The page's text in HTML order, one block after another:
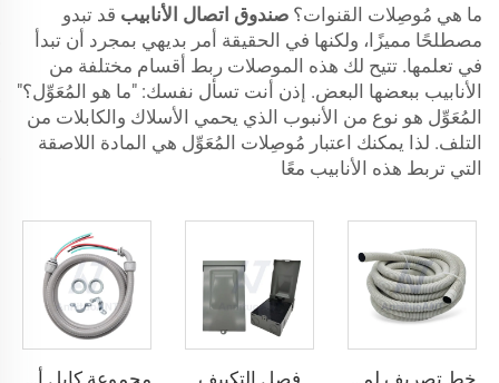
ما هي مُوصِلات القنوات؟ صندوق اتصال الأنابيب قد تبدو
مصطلحًا مميزًا، ولكنها في الحقيقة أمر بديهي بمجرد أن تبدأ
في تعلمها. تتيح لك هذه الموصلات ربط أقسام مختلفة من
الأنابيب ببعضها البعض. إذن أنت تسأل نفسك: "ما هو المُعَوِّل؟"
المُعَوِّل هو نوع من الأنبوب الذي يحمي الأسلاك والكابلات من
التلف. لذا يمكنك اعتبار مُوصِلات المُعَوِّل هي المادة اللاصقة
التي تربط هذه الأنابيب معًا
فصل التكييف